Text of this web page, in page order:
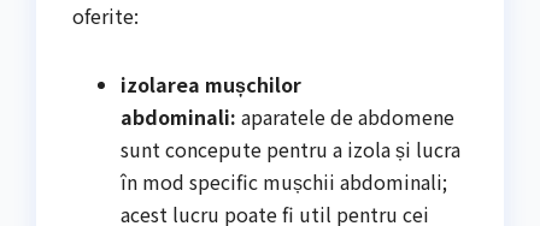
oferite:
izolarea mușchilor
abdominali: aparatele de abdomene
sunt concepute pentru a izola și lucra
în mod specific mușchii abdominali;
acest lucru poate fi util pentru cei